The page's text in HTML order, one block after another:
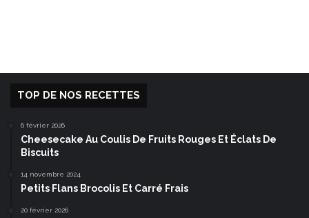
TOP DE NOS RECETTES
6 février 2026
Cheesecake Au Coulis De Fruits Rouges Et Éclats De
Biscuits
14 novembre 2024
Petits Flans Brocolis Et Carré Frais
20 février 2026